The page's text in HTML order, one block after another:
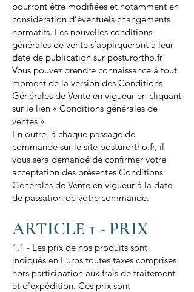
pourront être modifiées et notamment en
considération d’éventuels changements
normatifs. Les nouvelles conditions
générales de vente s’appliqueront à leur
date de publication sur posturortho.fr
Vous pouvez prendre connaissance à tout
moment de la version des Conditions
Générales de Vente en vigueur en cliquant
sur le lien « Conditions générales de
ventes ».
En outre, à chaque passage de
commande sur le site posturortho.fr, il
vous sera demandé de confirmer votre
acceptation des présentes Conditions
Générales de Vente en vigueur à la date
de passation de votre commande.
ARTICLE 1 - PRIX
1.1 - Les prix de nos produits sont
indiqués en Euros toutes taxes comprises
hors participation aux frais de traitement
et d'expédition. Ces prix sont